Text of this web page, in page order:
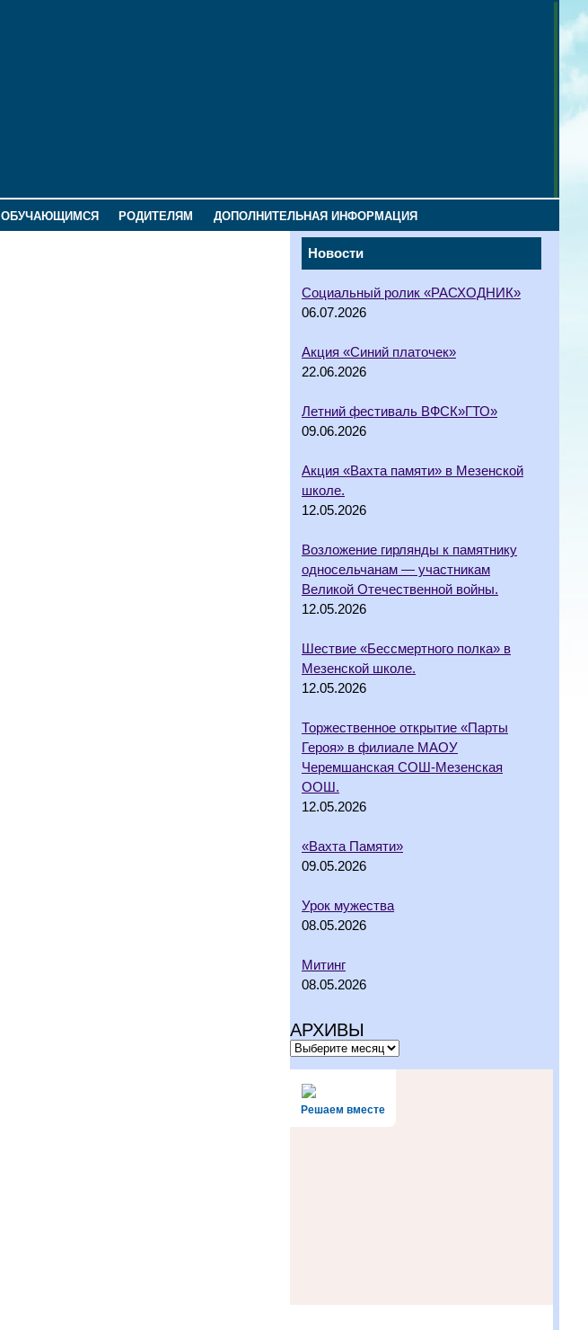
ОБУЧАЮЩИМСЯ РОДИТЕЛЯМ ДОПОЛНИТЕЛЬНАЯ ИНФОРМАЦИЯ
Новости
Социальный ролик «РАСХОДНИК»
06.07.2026
Акция «Синий платочек»
22.06.2026
Летний фестиваль ВФСК»ГТО»
09.06.2026
Акция «Вахта памяти» в Мезенской
школе.
12.05.2026
Возложение гирлянды к памятнику
односельчанам — участникам
Великой Отечественной войны.
12.05.2026
Шествие «Бессмертного полка» в
Мезенской школе.
12.05.2026
Торжественное открытие «Парты
Героя» в филиале МАОУ
Черемшанская СОШ-Мезенская
ООШ.
12.05.2026
«Вахта Памяти»
09.05.2026
Урок мужества
08.05.2026
Митинг
08.05.2026
АРХИВЫ
Решаем вместе